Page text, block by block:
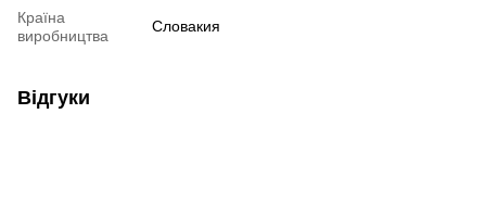
Країна
виробництва
Словакия
Відгуки